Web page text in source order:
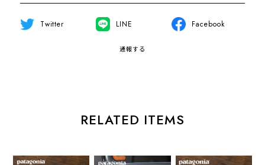
Twitter LINE Facebook
通報する
RELATED ITEMS